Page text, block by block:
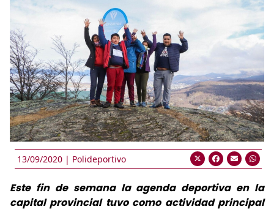
13/09/2020 | Polideportivo
Este fin de semana la agenda deportiva en la
capital provincial tuvo como actividad principal